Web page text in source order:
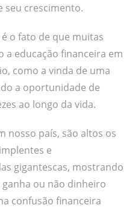
seu crescimento.
o fato de que muitas
a educação financeira em
como a vinda de uma
a oportunidade de
ao longo da vida.
nosso país, são altos os
e
gigantescas, mostrando
ou não dinheiro
confusão financeira